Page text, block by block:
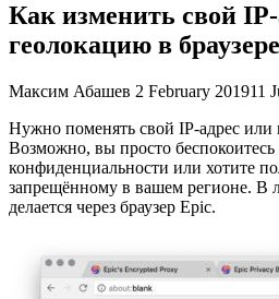
Как изменить свой
геолокацию в
Максим Абашев 2 February 201911
Нужно поменять свой IP-адрес или
Возможно, вы просто беспокоитесь
конфиденциальности или хотите
запрещённому в вашем регионе. В
делается через браузер Epic.